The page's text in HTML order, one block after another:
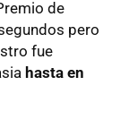
de
pero
fue
hasta en